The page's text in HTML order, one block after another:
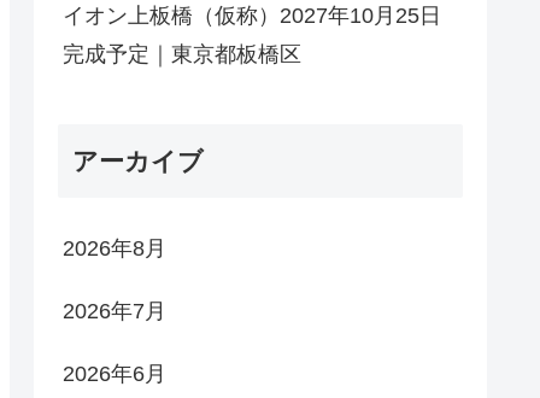
イオン上板橋（仮称）2027年10月25日
完成予定｜東京都板橋区
アーカイブ
2026年8月
2026年7月
2026年6月